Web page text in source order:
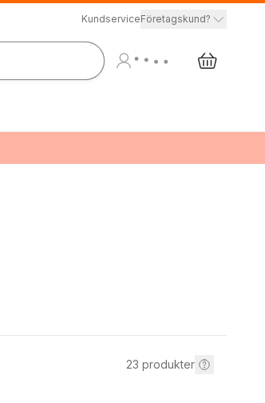
KundserviceFöretagskund?
23 produkter